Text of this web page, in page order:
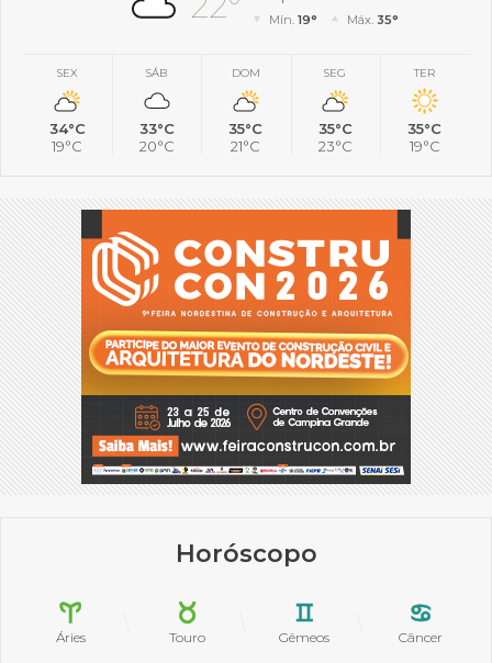
Mín.19° Máx. 35°
SEX
34°C
19°C
SÁB
33°C
20°C
DOM
35°C
21°C
SEG
35°C
23°C
TER
35°C
19°C
Horóscopo
Áries Touro Gêmeos Câncer